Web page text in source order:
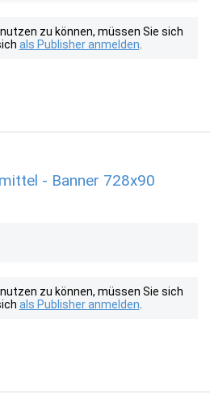
zu können, müssen Sie sich
als Publisher anmelden
- Banner 728x90
zu können, müssen Sie sich
als Publisher anmelden